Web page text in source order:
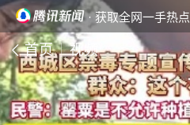
· 获取全网一手热点
首页 视频